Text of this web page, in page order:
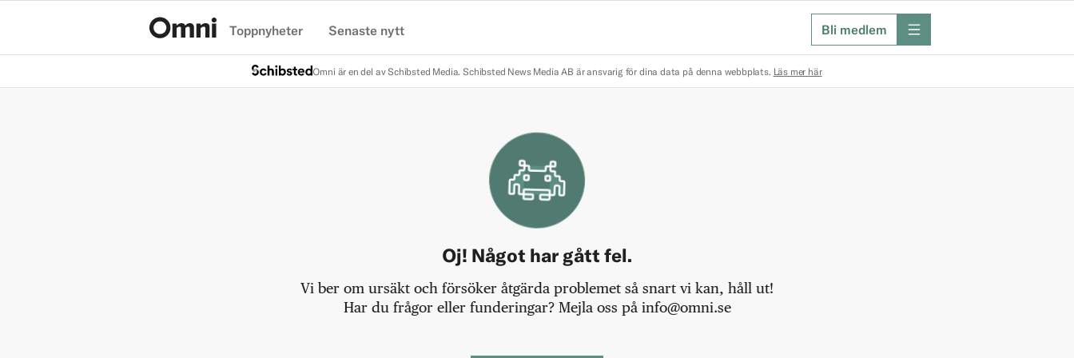
Toppnyheter Senaste nytt Bli medlem meny
Omni är en del av Schibsted Media. Schibsted News Media AB är ansvarig för dina data på denna webbplats. Läs mer här
Oj! Något har gått fel.
Vi ber om ursäkt och försöker åtgärda problemet så snart vi kan, håll ut!
Har du frågor eller funderingar? Mejla oss på info@omni.se